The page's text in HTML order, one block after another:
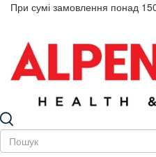
При сумі замовлення понад